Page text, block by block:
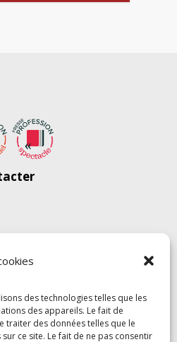
des technologies telles que les
des appareils. Le fait de
traiter des données telles que le
ce site. Le fait de ne pas consentir